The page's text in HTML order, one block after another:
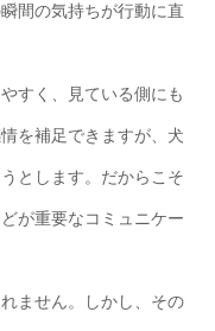
間の気持ちが行動に直
すく、見ている側にも
を補足できますが、犬
とします。だからこそ
が重要なコミュニケー
ません。しかし、その